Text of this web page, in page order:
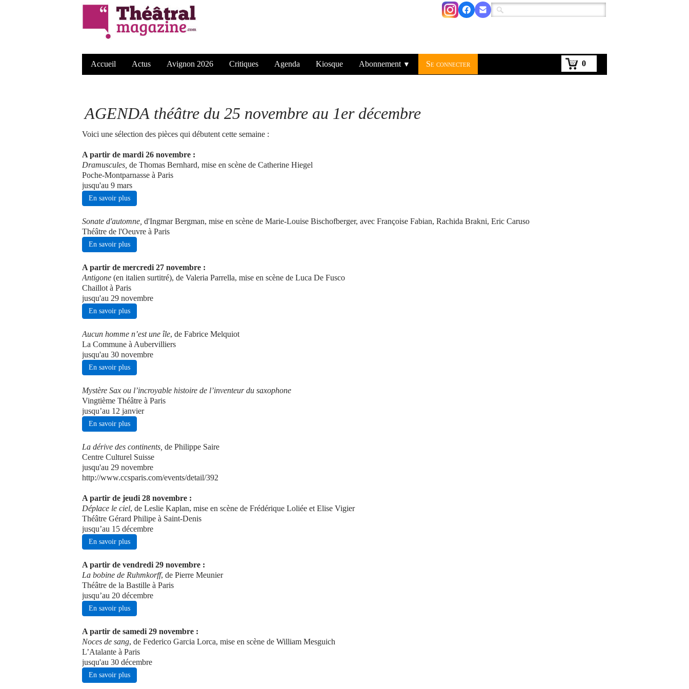
0
Accueil Actus Avignon 2026 Critiques Agenda Kiosque Abonnement ▼ Se connecter
AGENDA théâtre du 25 novembre au 1er décembre
Voici une sélection des pièces qui débutent cette semaine :
A partir de mardi 26 novembre :
Dramuscules, de Thomas Bernhard, mise en scène de Catherine Hiegel
Poche-Montparnasse à Paris
jusqu'au 9 mars
En savoir plus
Sonate d'automne, d'Ingmar Bergman, mise en scène de Marie-Louise Bischofberger, avec Françoise Fabian, Rachida Brakni, Eric Caruso
Théâtre de l'Oeuvre à Paris
En savoir plus
A partir de mercredi 27 novembre :
Antigone (en italien surtitré), de Valeria Parrella, mise en scène de Luca De Fusco
Chaillot à Paris
jusqu'au 29 novembre
En savoir plus
Aucun homme n’est une île, de Fabrice Melquiot
La Commune à Aubervilliers
jusqu'au 30 novembre
En savoir plus
Mystère Sax ou l’incroyable histoire de l’inventeur du saxophone
Vingtième Théâtre à Paris
jusqu’au 12 janvier
En savoir plus
La dérive des continents, de Philippe Saire
Centre Culturel Suisse
jusqu'au 29 novembre
http://www.ccsparis.com/events/detail/392
A partir de jeudi 28 novembre :
Déplace le ciel, de Leslie Kaplan, mise en scène de Frédérique Loliée et Elise Vigier
Théâtre Gérard Philipe à Saint-Denis
jusqu’au 15 décembre
En savoir plus
A partir de vendredi 29 novembre :
La bobine de Ruhmkorff, de Pierre Meunier
Théâtre de la Bastille à Paris
jusqu’au 20 décembre
En savoir plus
A partir de samedi 29 novembre :
Noces de sang, de Federico Garcia Lorca, mise en scène de William Mesguich
L’Atalante à Paris
jusqu'au 30 décembre
En savoir plus